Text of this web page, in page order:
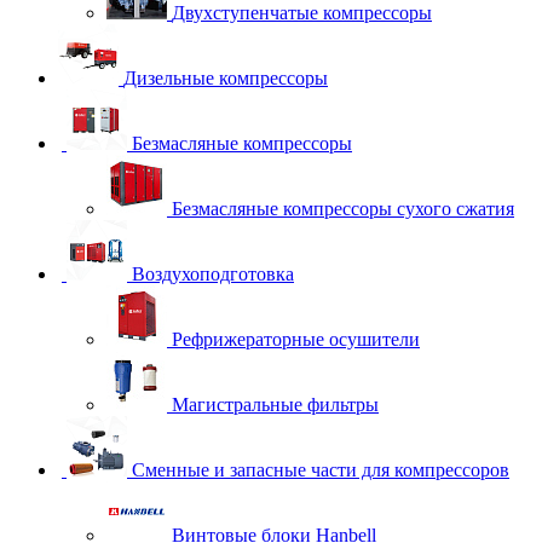
Двухступенчатые компрессоры
Дизельные компрессоры
Безмасляные компрессоры
Безмасляные компрессоры сухого сжатия
Воздухоподготовка
Рефрижераторные осушители
Магистральные фильтры
Сменные и запасные части для компрессоров
Винтовые блоки Hanbell